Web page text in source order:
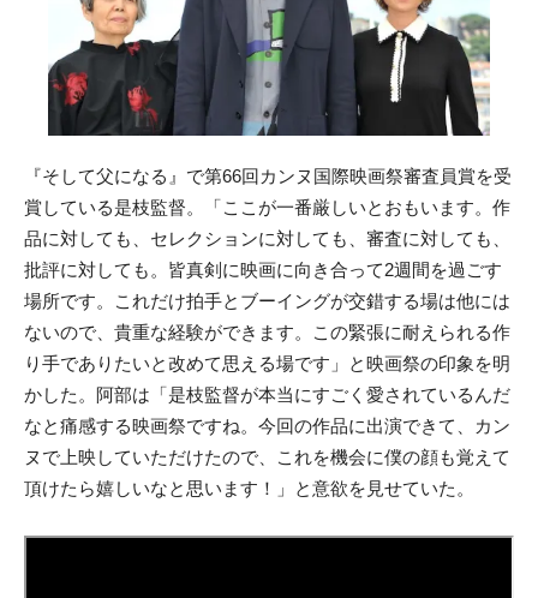
『そして父になる』で第66回カンヌ国際映画祭審査員賞を受
賞している是枝監督。「ここが一番厳しいとおもいます。作
品に対しても、セレクションに対しても、審査に対しても、
批評に対しても。皆真剣に映画に向き合って2週間を過ごす
場所です。これだけ拍手とブーイングが交錯する場は他には
ないので、貴重な経験ができます。この緊張に耐えられる作
り手でありたいと改めて思える場です」と映画祭の印象を明
かした。阿部は「是枝監督が本当にすごく愛されているんだ
なと痛感する映画祭ですね。今回の作品に出演できて、カン
ヌで上映していただけたので、これを機会に僕の顔も覚えて
頂けたら嬉しいなと思います！」と意欲を見せていた。